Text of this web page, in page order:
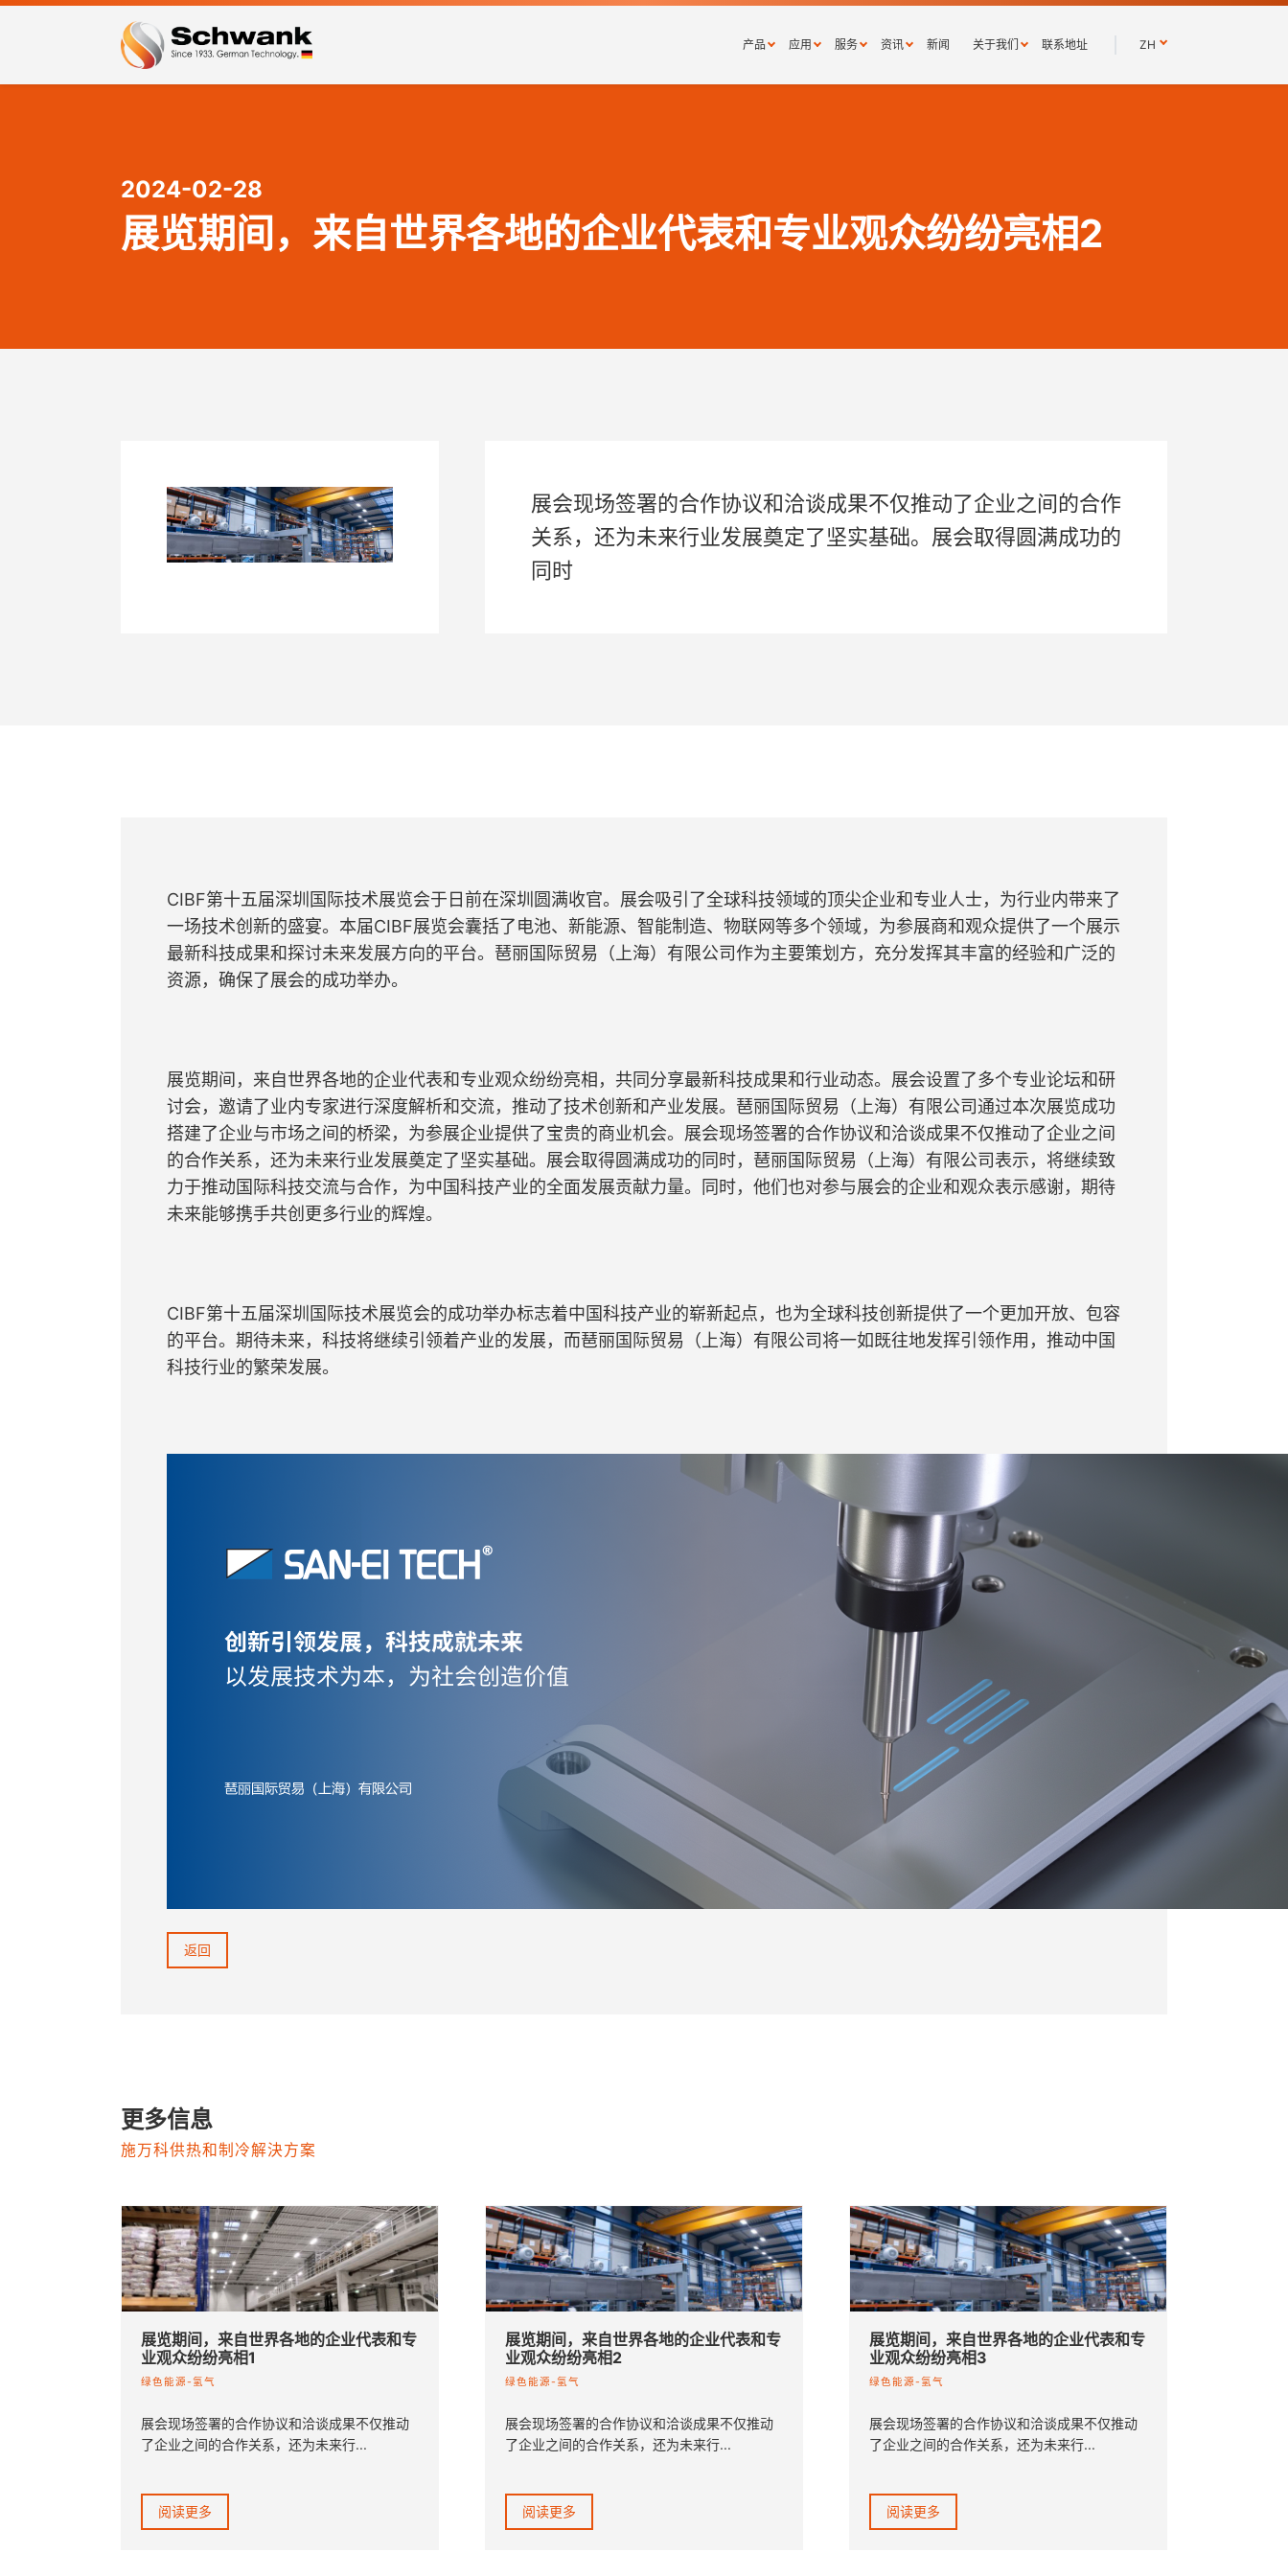
产品
供暖解决方案
管式燃气辐射加热器
电红外工业加热器
热泵系统
燃气热泵
气候调节
室内气候调节机组
智能控制技术
智能控制器
应用
车间及展厅
案例分析
服务 资讯 新闻 关于我们 联系地址 ZH
展览期间，来自世界各地的企业代表和专业观众纷纷亮相2
2024-02-28
展会现场签署的合作协议和洽谈成果不仅推动了企业之间的合作
关系，还为未来行业发展奠定了坚实基础。展会取得圆满成功的
同时
CIBF第十五届深圳国际技术展览会于日前在深圳圆满收官。展会吸引了全球科技领域的顶尖企业和专业人士，为行业内带来了
一场技术创新的盛宴。本届CIBF展览会囊括了电池、新能源、智能制造、物联网等多个领域，为参展商和观众提供了一个展示
最新科技成果和探讨未来发展方向的平台。琶丽国际贸易（上海）有限公司作为主要策划方，充分发挥其丰富的经验和广泛的
资源，确保了展会的成功举办。
展览期间，来自世界各地的企业代表和专业观众纷纷亮相，共同分享最新科技成果和行业动态。展会设置了多个专业论坛和研
讨会，邀请了业内专家进行深度解析和交流，推动了技术创新和产业发展。琶丽国际贸易（上海）有限公司通过本次展览成功
搭建了企业与市场之间的桥梁，为参展企业提供了宝贵的商业机会。展会现场签署的合作协议和洽谈成果不仅推动了企业之间
的合作关系，还为未来行业发展奠定了坚实基础。展会取得圆满成功的同时，琶丽国际贸易（上海）有限公司表示，将继续致
力于推动国际科技交流与合作，为中国科技产业的全面发展贡献力量。同时，他们也对参与展会的企业和观众表示感谢，期待
未来能够携手共创更多行业的辉煌。
CIBF第十五届深圳国际技术展览会的成功举办标志着中国科技产业的崭新起点，也为全球科技创新提供了一个更加开放、包容
的平台。期待未来，科技将继续引领着产业的发展，而琶丽国际贸易（上海）有限公司将一如既往地发挥引领作用，推动中国
科技行业的繁荣发展。
返回
更多信息
施万科供热和制冷解決方案
展览期间，来自世界各地的企业代表和专
业观众纷纷亮相1
绿色能源-氢气
展会现场签署的合作协议和洽谈成果不仅推动
了企业之间的合作关系，还为未来行...
阅读更多
展览期间，来自世界各地的企业代表和专
业观众纷纷亮相2
绿色能源-氢气
展会现场签署的合作协议和洽谈成果不仅推动
了企业之间的合作关系，还为未来行...
阅读更多
展览期间，来自世界各地的企业代表和专
业观众纷纷亮相3
绿色能源-氢气
展会现场签署的合作协议和洽谈成果不仅推动
了企业之间的合作关系，还为未来行...
阅读更多